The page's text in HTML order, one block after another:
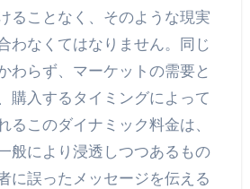
ることなく、そのような現実
わなくてはなりません。同じ
わらず、マーケットの需要と
購入するタイミングによって
るこのダイナミック料金は、
般により浸透しつつあるもの
に誤ったメッセージを伝える